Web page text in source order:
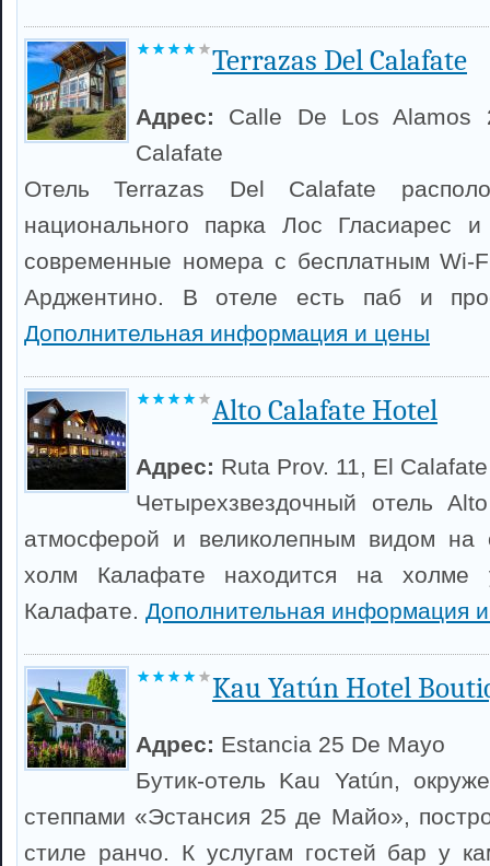
Terrazas Del Calafate
Адрес: Calle De Los Alamos
Calafate
Отель Terrazas Del Calafate
национального парка Лос Гласиарес и
современные номера с бесплатным Wi-
Арджентино. В отеле есть паб и
Дополнительная информация и цены
Alto Calafate Hotel
Адрес: Ruta Prov. 11, El Calafate
Четырехзвездочный отель
атмосферой и великолепным видом на
холм Калафате находится на холме
Калафате. Дополнительная информация
Kau Yatún Hotel
Адрес: Estancia 25 De Mayo
Бутик-отель Kau Yatún,
степпами «Эстансия 25 де Майо»,
стиле ранчо. К услугам гостей бар у